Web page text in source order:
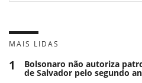
MAIS LIDAS
1 Bolsonaro não autoriza
de Salvador pelo segundo